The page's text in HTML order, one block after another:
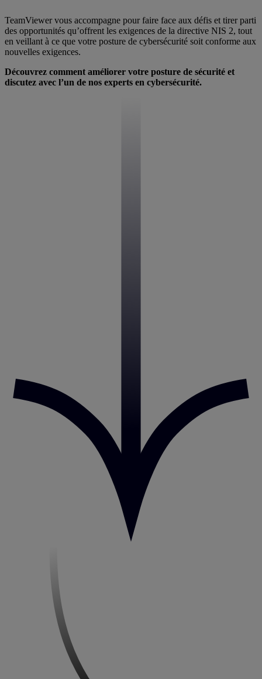
TeamViewer vous accompagne pour faire face aux défis et tirer parti
des opportunités qu’offrent les exigences de la directive NIS 2, tout
en veillant à ce que votre posture de cybersécurité soit conforme aux
nouvelles exigences.
Découvrez comment améliorer votre posture de sécurité et
discutez avec l’un de nos experts en cybersécurité.